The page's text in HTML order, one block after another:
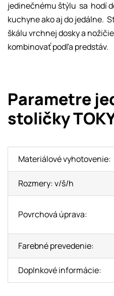
jedinečnému štýlu sa hodí
kuchyne ako aj do jedálne.
škálu vrchnej dosky a
kombinovať podľa predstáv.
Parametre
stoličky
Materiálové vyhotovenie:
Rozmery: v/š/h
Povrchová úprava:
Farebné prevedenie:
Doplnkové informácie: